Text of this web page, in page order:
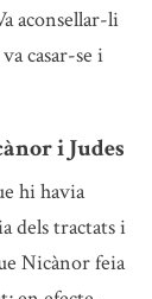
aconsellar-li
casar-se i
i Judes
hi havia
dels tractats i
Nicànor feia